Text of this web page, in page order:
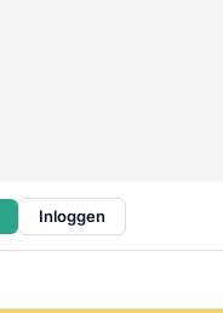
Inloggen